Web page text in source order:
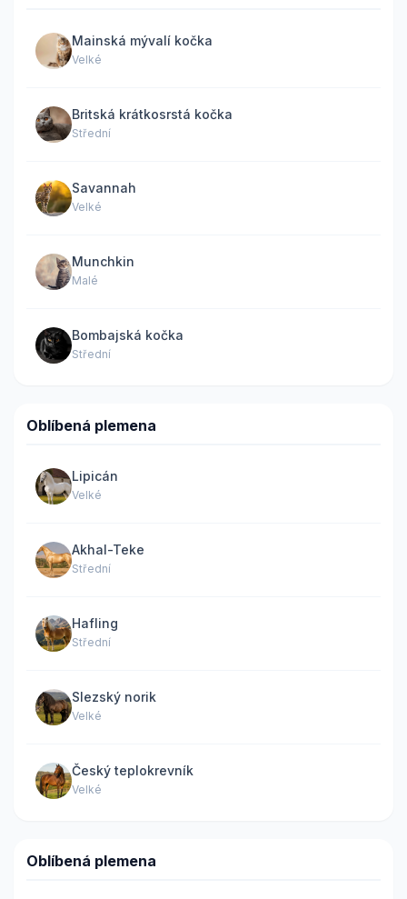
Mainská mývalí kočka
Velké
Britská krátkosrstá kočka
Střední
Savannah
Velké
Munchkin
Malé
Bombajská kočka
Střední
Oblíbená plemena
Lipicán
Velké
Akhal-Teke
Střední
Hafling
Střední
Slezský norik
Velké
Český teplokrevník
Velké
Oblíbená plemena